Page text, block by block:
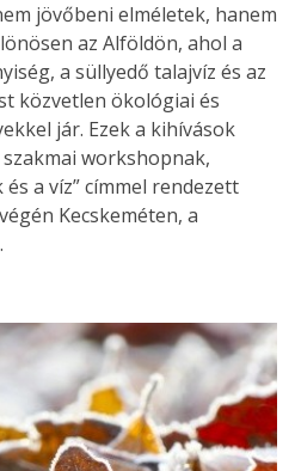
jövőbeni elméletek, hanem
az Alföldön, ahol a
a süllyedő talajvíz és az
közvetlen ökológiai és
jár. Ezek a kihívások
workshopnak,
a víz” címmel rendezett
Kecskeméten, a